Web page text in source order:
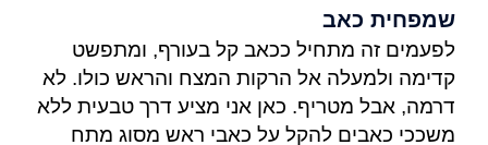
שמפחית כאב
לפעמים זה מתחיל ככאב קל בעורף, ומתפשט
קדימה ולמעלה אל הרקות המצח והראש כולו. לא
דרמה, אבל מטריף. כאן אני מציע דרך טבעית ללא
משככי כאבים להקל על כאבי ראש מסוג מתח